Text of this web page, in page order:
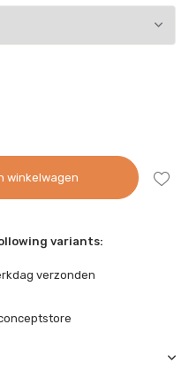
winkelwagen
variants:
verzonden